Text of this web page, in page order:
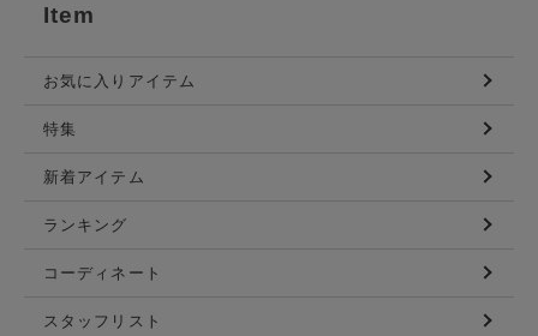
Item
お気に入りアイテム
特集
新着アイテム
ランキング
コーディネート
スタッフリスト